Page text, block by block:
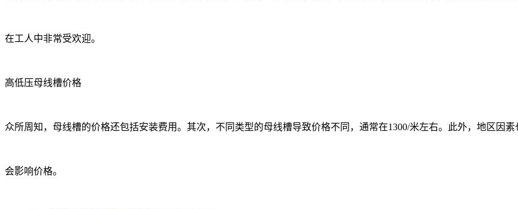
在工人中非常受欢迎。
高低压母线槽价格
众所周知，母线槽的价格还包括安装费用。其次，不同类型的母线槽导致价格不同，通常在1300/米左右。此外，地区因素
会影响价格。